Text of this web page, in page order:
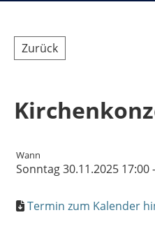
Zurück
Wann
Sonntag 30.11.2025 17:00
Termin zum Kalender